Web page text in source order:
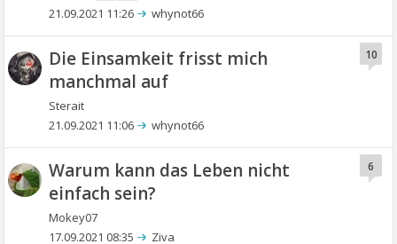
21.09.2021 11:26 whynot66
Die Einsamkeit frisst mich
manchmal auf
Sterait
10
21.09.2021 11:06 whynot66
Warum kann das Leben nicht
einfach sein?
Mokey07
6
17.09.2021 08:35 Ziva